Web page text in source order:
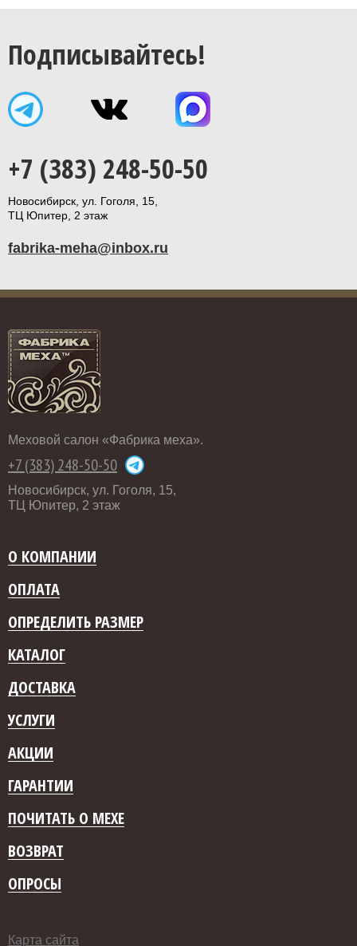
Подписывайтесь!
+7 (383) 248-50-50
Новосибирск, ул. Гоголя, 15,
ТЦ Юпитер, 2 этаж
fabrika-meha@inbox.ru
Меховой салон «Фабрика меха».
+7 (383) 248-50-50
Новосибирск, ул. Гоголя, 15,
ТЦ Юпитер, 2 этаж
О КОМПАНИИ
ОПЛАТА
ОПРЕДЕЛИТЬ РАЗМЕР
КАТАЛОГ
ДОСТАВКА
УСЛУГИ
АКЦИИ
ГАРАНТИИ
ПОЧИТАТЬ О МЕХЕ
ВОЗВРАТ
ОПРОСЫ
Карта сайта